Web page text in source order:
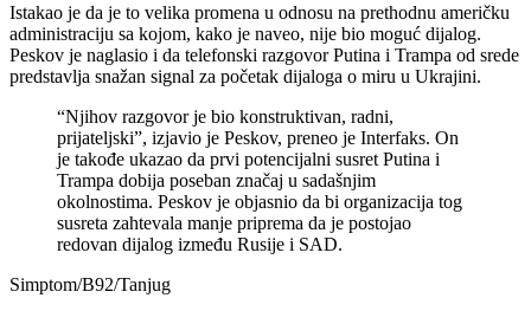
Istakao je da je to velika promena u odnosu na prethodnu američku
administraciju sa kojom, kako je naveo, nije bio moguć dijalog.
Peskov je naglasio i da telefonski razgovor Putina i Trampa od srede
predstavlja snažan signal za početak dijaloga o miru u Ukrajini.
“Njihov razgovor je bio konstruktivan, radni,
prijateljski”, izjavio je Peskov, preneo je Interfaks. On
je takođe ukazao da prvi potencijalni susret Putina i
Trampa dobija poseban značaj u sadašnjim
okolnostima. Peskov je objasnio da bi organizacija tog
susreta zahtevala manje priprema da je postojao
redovan dijalog između Rusije i SAD.
Simptom/B92/Tanjug